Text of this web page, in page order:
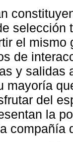
selección
el
de
y salidas
mayoría
del
la
compañía